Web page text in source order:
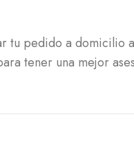
tu pedido a domicilio
tener una mejor